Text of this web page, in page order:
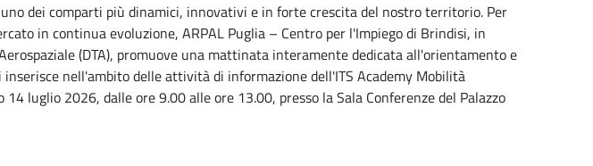
dei comparti più dinamici, innovativi e in forte crescita del nostro territorio. Per
in continua evoluzione, ARPAL Puglia – Centro per l'Impiego di Brindisi, in
(DTA), promuove una mattinata interamente dedicata all'orientamento e
nell'ambito delle attività di informazione dell'ITS Academy Mobilità
luglio 2026, dalle ore 9.00 alle ore 13.00, presso la Sala Conferenze del Palazzo